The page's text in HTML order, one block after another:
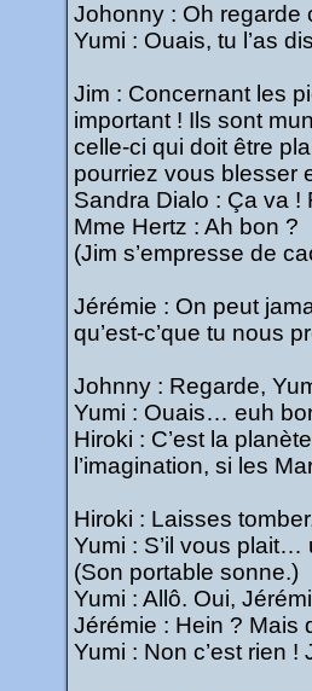
Johonny : Oh regarde
Yumi : Ouais, tu l’as
Jim : Concernant les
important ! Ils sont
celle-ci qui doit être
pourriez vous blesser
Sandra Dialo : Ça va !
Mme Hertz : Ah bon ?
(Jim s’empresse de
Jérémie : On peut
qu’est-c’que tu nous
Johnny : Regarde,
Yumi : Ouais… euh
Hiroki : C’est la
l’imagination, si les
Hiroki : Laisses
Yumi : S’il vous
(Son portable sonne.)
Yumi : Allô. Oui,
Jérémie : Hein ? Mais
Yumi : Non c’est rien !